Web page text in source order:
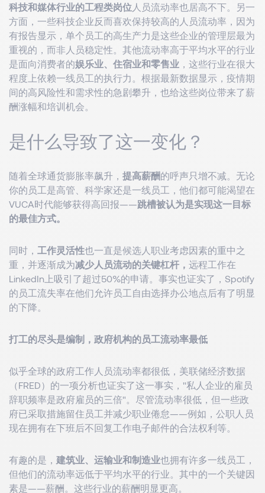
科技和媒体行业的工程类岗位 人员流动率也居高不下。另一
方面，一些科技企业反而喜欢保持较高的人员流动率，因为
有报告显示，单个员工的高生产力是这些企业的管理层最为
重视的，而非人员稳定性。其他流动率高于平均水平的行业
是面向消费者的娱乐业、住宿业和零售业 ，这些行业在很大
程度上依赖一线员工的执行力。根据最新数据显示，疫情期
间的高风险性和需求性的急剧攀升，也给这些岗位带来了薪
酬涨幅和培训机会。
是什么导致了这一变化？
随着全球通货膨胀率飙升， 提高薪酬的呼声只增不减。无论
你的员工是高管、科学家还是一线员工，他们都可能渴望在
VUCA时代能够获得高回报——跳槽被认为是实现这一目标
的最佳方式。
同时， 工作灵活性也一直是候选人职业考虑因素的重中之
重，并逐渐成为减少人员流动的关键杠杆， 远程工作在
LinkedIn上吸引了超过50%的申请。事实也证实了，Spotify
的员工流失率在他们允许员工自由选择办公地点后有了明显
的下降。
打工的尽头是编制，政府机构的员工流动率最低
似乎全球的政府工作人员流动率都很低，美联储经济数据
（FRED）的一项分析也证实了这一事实，"私人企业的雇员
辞职频率是政府雇员的三倍"。尽管流动率很低，但一些政
府已采取措施留住员工并减少职业倦怠——例如，公职人员
现在拥有在下班后不回复工作电子邮件的合法权利等。
有趣的是， 建筑业、运输业和制造业也拥有许多一线员工，
但他们的流动率远低于平均水平的行业。其中的一个关键因
素是——薪酬。这些行业的薪酬明显更高。